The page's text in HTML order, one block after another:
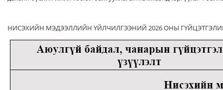
НИСЭХИЙН МЭДЭЭЛЛИЙН ҮЙЛЧИЛГЭЭНИЙ 2026 ОНЫ